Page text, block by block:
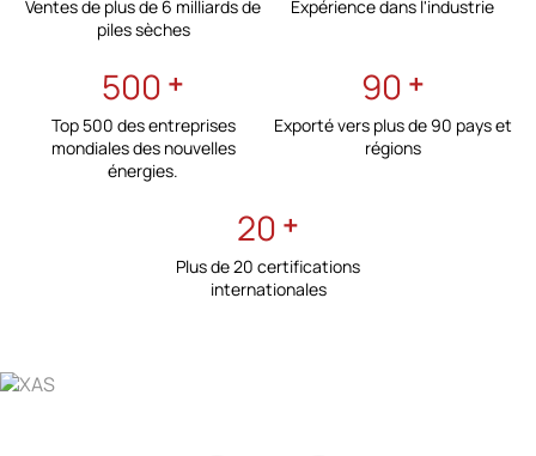
Ventes de plus de 6 milliards de
piles sèches
Expérience dans l'industrie
500
Top 500 des entreprises
mondiales des nouvelles
énergies.
90
Exporté vers plus de 90 pays et
régions
20
Plus de 20 certifications
internationales